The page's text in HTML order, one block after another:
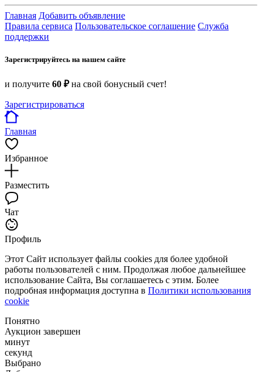
Главная Добавить объявление
Правила сервиса Пользовательское соглашение Служба
поддержки
Зарегистрируйтесь на нашем сайте
и получите 60 ₽на свой бонусный счет!
Зарегистрироваться
Главная
Избранное
Разместить
Чат
Профиль
Этот Сайт использует файлы cookies для более удобной
работы пользователей с ним. Продолжая любое дальнейшее
использование Сайта, Вы соглашаетесь с этим. Более
подробная информация доступна в Политики использования
cookie
Понятно
Аукцион завершен
минут
секунд
Выбрано